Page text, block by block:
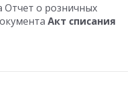
о розничных
Акт списания